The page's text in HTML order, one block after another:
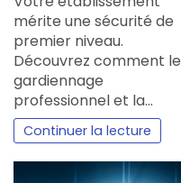
mérite une sécurité de
premier niveau.
Découvrez comment le
gardiennage
professionnel et la…
Continuer la lecture